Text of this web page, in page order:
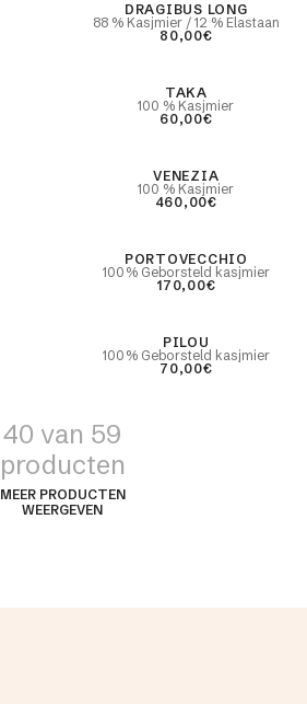
DRAGIBUS LONG
88 % Kasjmier / 12 % Elastaan
80,00€
TAKA
100 % Kasjmier
60,00€
VENEZIA
100 % Kasjmier
460,00€
PORTOVECCHIO
100% Geborsteld kasjmier
170,00€
PILOU
100% Geborsteld kasjmier
70,00€
40 van 59
producten
MEER PRODUCTEN
WEERGEVEN